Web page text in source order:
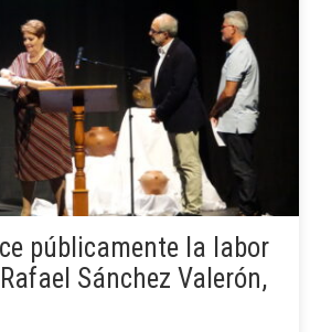
públicamente la labor
Sánchez Valerón,